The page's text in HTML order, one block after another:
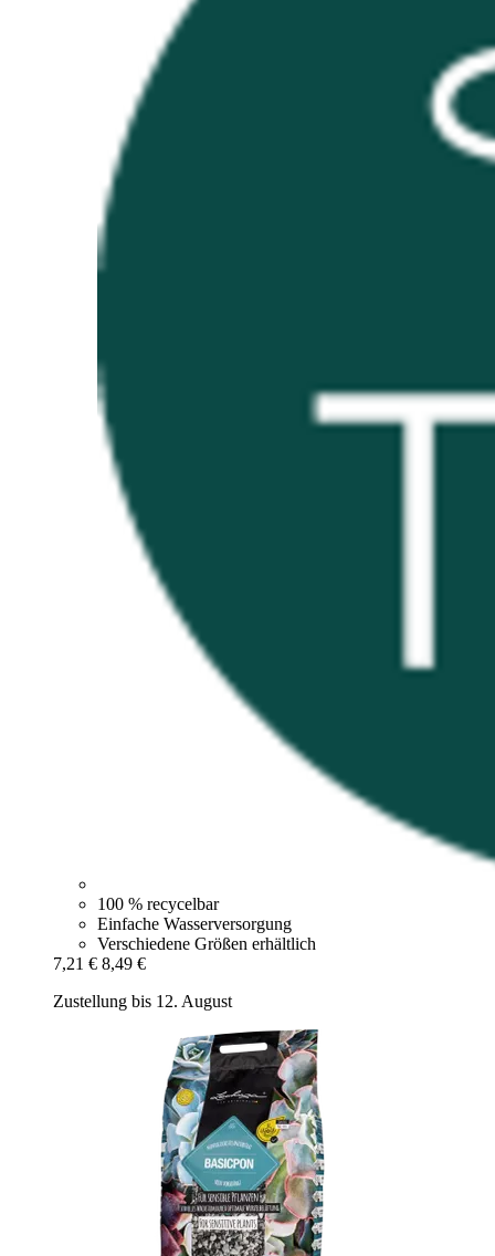
100 % recycelbar
Einfache Wasserversorgung
Verschiedene Größen erhältlich
7,21 € 8,49 €
Zustellung bis 12. August